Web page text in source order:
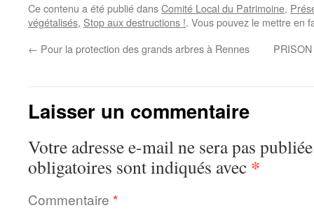
Ce contenu a été publié dansComité Local du Patrimoine,
végétalisés, Stop aux destructions !. Vous pouvez le mettre en
← Pour la protection des grands arbres à Rennes
Laisser un commentaire
Votre adresse e-mail ne sera pas
obligatoires sont indiqués avec *
Commentaire *